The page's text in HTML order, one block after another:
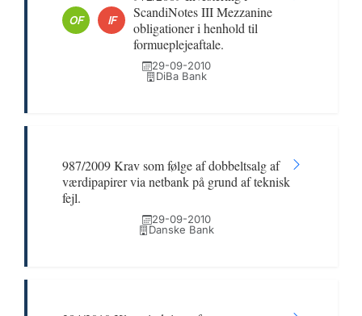
OF IF
ScandiNotes III Mezzanine
obligationer i henhold til
formueplejeaftale.
29-09-2010
DiBa Bank
987/2009 Krav som følge af dobbeltsalg af
værdipapirer via netbank på grund af teknisk
fejl.
29-09-2010
Danske Bank